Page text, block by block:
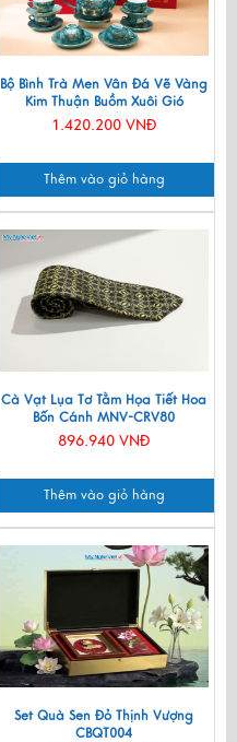
Bộ Bình Trà Men Vân Đá Vẽ Vàng
Kim Thuận Buồm Xuôi Gió
VBT12/14
1.420.200 VNĐ
Thêm vào giỏ hàng
Cà Vạt Lụa Tơ Tằm Họa Tiết Hoa
Bốn Cánh MNV-CRV80
896.940 VNĐ
Thêm vào giỏ hàng
Set Quà Sen Đỏ Thịnh Vượng
CBQT004